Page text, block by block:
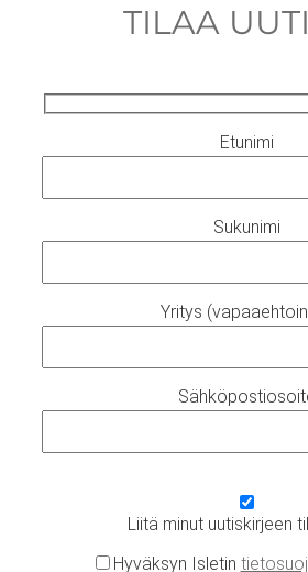
TILAA
Etunimi
Sukunimi
Yritys
Liitä minut uutiskirjeen
Hyväksyn Isletin